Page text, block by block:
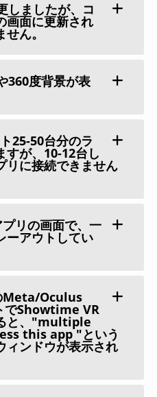
しましたが、コ
画面に更新され
ん。
360度背景が表
25-50台分のラ
すが、10-12台し
リに接続できません
リの画面で、一
ーアウトしてい
Meta/Oculus
でShowtime VR
と、"multiple
this app "という
ィンドウが表示され